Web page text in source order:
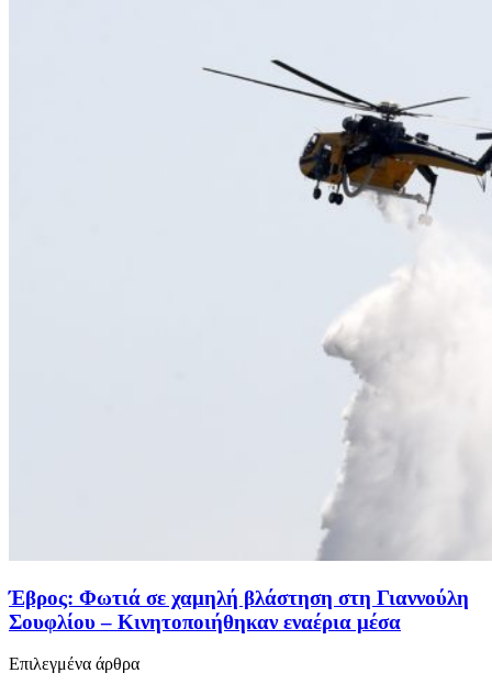
Έβρος: Φωτιά σε χαμηλή βλάστηση στη Γιαννούλη
Σουφλίου – Κινητοποιήθηκαν εναέρια μέσα
Επιλεγμένα άρθρα